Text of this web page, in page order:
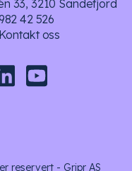
33, 3210 Sandefjord
42 526
Kontakt oss
reservert - Gripr AS